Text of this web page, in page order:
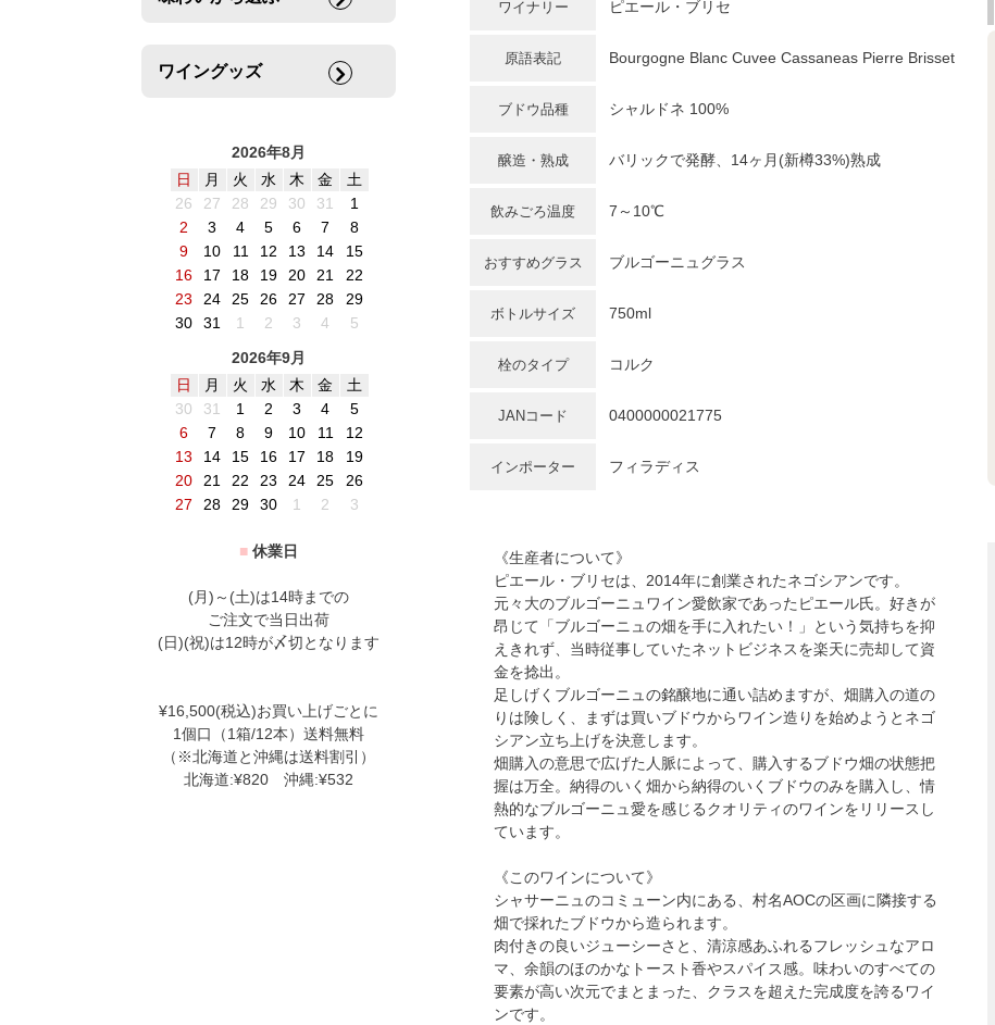
ワイングッズ
2026年8月
日
月 火 水 木 金
土
26
27 28 29 30 31
1
2
3 4 5 6 7
8
9
10 11 12 13 14
15
16
17 18 19 20 21
22
23
24 25 26 27 28
29
30
31 1 2 3 4
5
2026年9月
日
月 火 水 木 金
土
30
31 1 2 3 4
5
6
7 8 9 10 11
12
13
14 15 16 17 18
19
20
21 22 23 24 25
26
27
28 29 30 1 2 3
■ 休業日
(月)～(土)は14時までの
ご注文で当日出荷
(日)(祝)は12時が〆切となります
¥16,500(税込)お買い上げごとに
1個口（1箱/12本）送料無料
（※北海道と沖縄は送料割引）
北海道:¥820 沖縄:¥532
ワイナリー ピエール・ブリセ
原語表記 Bourgogne Blanc Cuvee Cassaneas Pierre Brisset
ブドウ品種 シャルドネ 100%
醸造・熟成 バリックで発酵、14ヶ月(新樽33%)熟成
飲みごろ温度 7～10℃
おすすめグラス ブルゴーニュグラス
ボトルサイズ 750ml
栓のタイプ コルク
JANコード 0400000021775
インポーター フィラディス
《生産者について》
ピエール・ブリセは、2014年に創業されたネゴシアンです。
元々大のブルゴーニュワイン愛飲家であったピエール氏。好きが
昂じて「ブルゴーニュの畑を手に入れたい！」という気持ちを抑
えきれず、当時従事していたネットビジネスを楽天に売却して資
金を捻出。
足しげくブルゴーニュの銘醸地に通い詰めますが、畑購入の道の
りは険しく、まずは買いブドウからワイン造りを始めようとネゴ
シアン立ち上げを決意します。
畑購入の意思で広げた人脈によって、購入するブドウ畑の状態把
握は万全。納得のいく畑から納得のいくブドウのみを購入し、情
熱的なブルゴーニュ愛を感じるクオリティのワインをリリースし
ています。
《このワインについて》
シャサーニュのコミューン内にある、村名AOCの区画に隣接する
畑で採れたブドウから造られます。
肉付きの良いジューシーさと、清涼感あふれるフレッシュなアロ
マ、余韻のほのかなトースト香やスパイス感。味わいのすべての
要素が高い次元でまとまった、クラスを超えた完成度を誇るワイ
ンです。